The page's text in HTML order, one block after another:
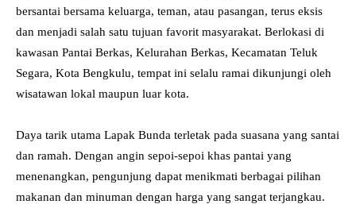
bersantai bersama keluarga, teman, atau pasangan, terus eksis
dan menjadi salah satu tujuan favorit masyarakat. Berlokasi di
kawasan Pantai Berkas, Kelurahan Berkas, Kecamatan Teluk
Segara, Kota Bengkulu, tempat ini selalu ramai dikunjungi oleh
wisatawan lokal maupun luar kota.
Daya tarik utama Lapak Bunda terletak pada suasana yang santai
dan ramah. Dengan angin sepoi-sepoi khas pantai yang
menenangkan, pengunjung dapat menikmati berbagai pilihan
makanan dan minuman dengan harga yang sangat terjangkau.